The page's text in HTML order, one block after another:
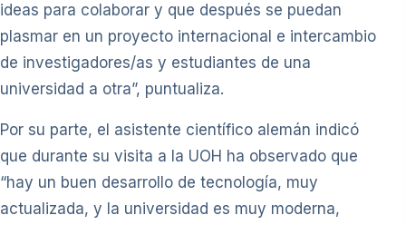
ideas para colaborar y que después se puedan
plasmar en un proyecto internacional e intercambio
de investigadores/as y estudiantes de una
universidad a otra”, puntualiza.
Por su parte, el asistente científico alemán indicó
que durante su visita a la UOH ha observado que
“hay un buen desarrollo de tecnología, muy
actualizada, y la universidad es muy moderna,